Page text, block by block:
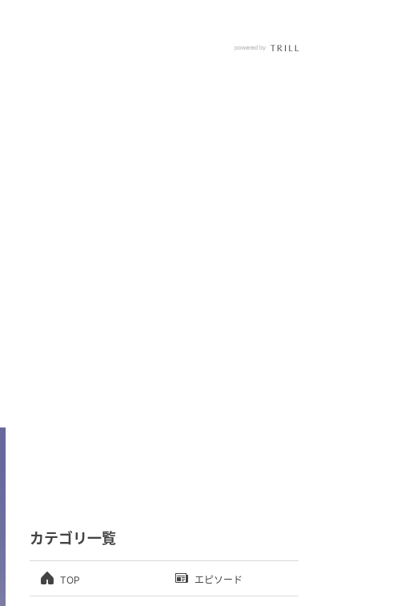
カテゴリ一覧
TOP エピソード